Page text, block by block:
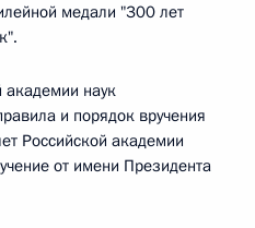
медали "300 лет
академии наук
и порядок вручения
Российской академии
от имени Президента